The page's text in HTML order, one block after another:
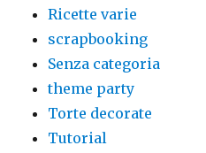
Ricette varie
scrapbooking
Senza categoria
theme party
Torte decorate
Tutorial